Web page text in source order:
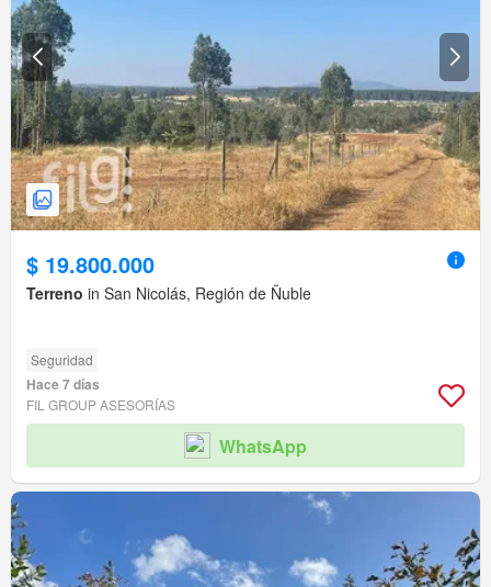
$ 19.800.000
Terreno in San Nicolás, Región de Ñuble
Seguridad
Hace 7 días
FIL GROUP ASESORÍAS
WhatsApp